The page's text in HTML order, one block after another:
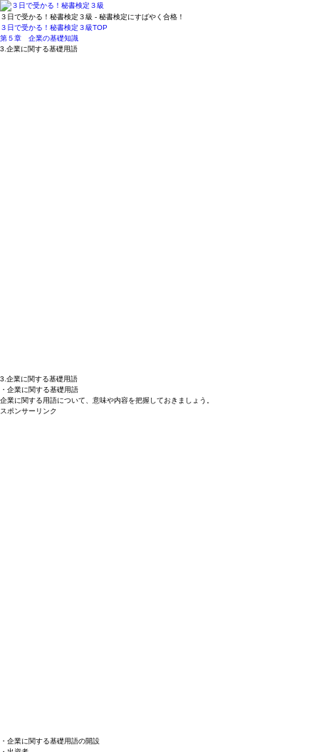
３日で受かる！秘書検定３級 - 秘書検定にすばやく合格！
３日で受かる！秘書検定３級TOP
第５章 企業の基礎知識
3.企業に関する基礎用語
3.企業に関する基礎用語
・企業に関する基礎用語
企業に関する用語について、意味や内容を把握しておきましょう。
スポンサーリンク
・企業に関する基礎用語の開設